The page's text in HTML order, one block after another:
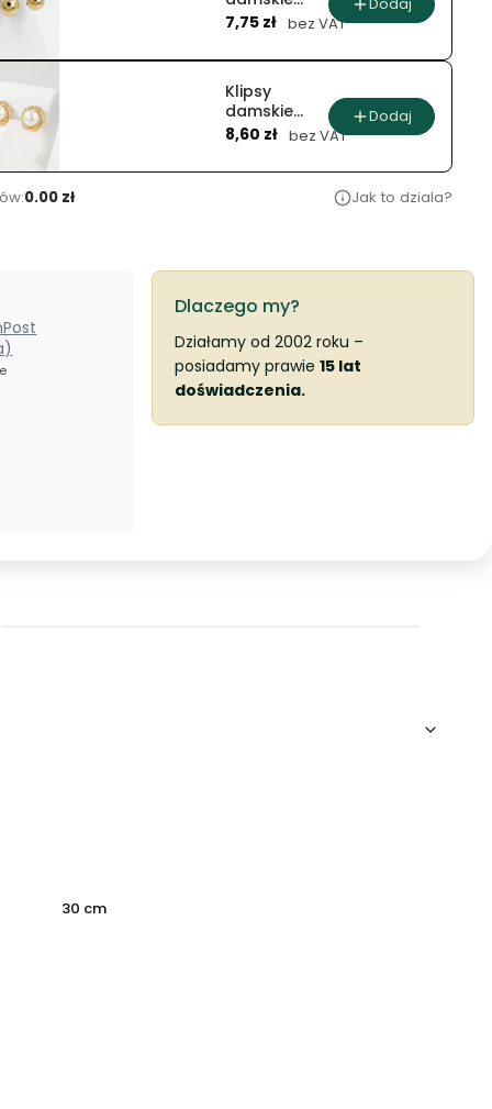
złote i
gładkie
dmuchane
Cena
7,75 zł bez VAT
Klipsy
damskie
złote i
perłą w
Cena
8,60 zł bez VAT
Dodaj
0.00 zł Jak to dziala?
Dlaczego my?
Działamy od 2002 roku –
posiadamy prawie 15 lat
doświadczenia.
30 cm